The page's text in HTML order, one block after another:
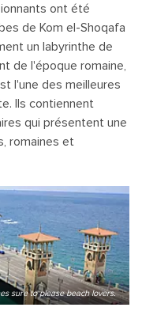
ont été
de Kom el-Shoqafa
un labyrinthe de
de l'époque romaine,
l'une des meilleures
Ils contiennent
qui présentent une
romaines et
sure to please beach lovers.